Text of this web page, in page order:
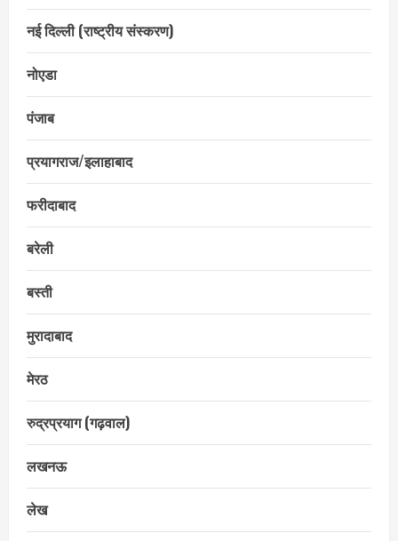
नई दिल्ली (राष्ट्रीय संस्करण)
नोएडा
पंजाब
प्रयागराज/इलाहाबाद
फरीदाबाद
बरेली
बस्ती
मुरादाबाद
मेरठ
रुद्रप्रयाग (गढ़वाल)
लखनऊ
लेख